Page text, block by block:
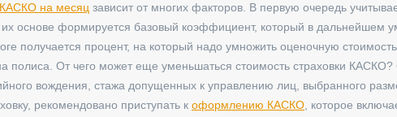
КАСКО на месяц зависит от многих факторов. В первую очередь
их основе формируется базовый коэффициент, который в дальнейшем
получается процент, на который надо умножить оценочную
полиса. От чего может еще уменьшаться стоимость страховки КАСКО?
вождения, стажа допущенных к управлению лиц, выбранного
рекомендовано приступать к оформлению КАСКО , которое